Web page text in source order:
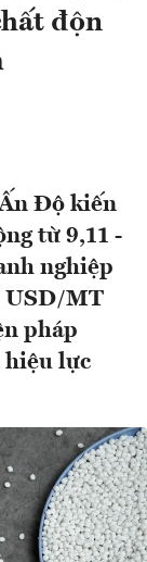
độn
Độ kiến
từ 9,11 -
nghiệp
USD/MT
pháp
hiệu lực